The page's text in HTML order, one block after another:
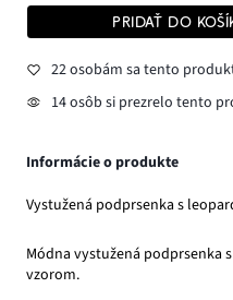
PRIDAŤ DO
22 osobám sa tento
14 osôb si prezrelo tento
Informácie o produkte
Vystužená podprsenka s
Módna vystužená podprsenka
vzorom.